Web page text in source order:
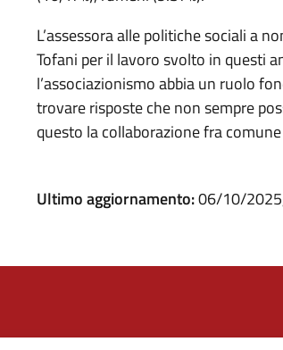
L’assessora alle politiche sociali a
Tofani per il lavoro svolto in questi
l’associazionismo abbia un ruolo
trovare risposte che non sempre
questo la collaborazione fra
Ultimo aggiornamento:06/10/